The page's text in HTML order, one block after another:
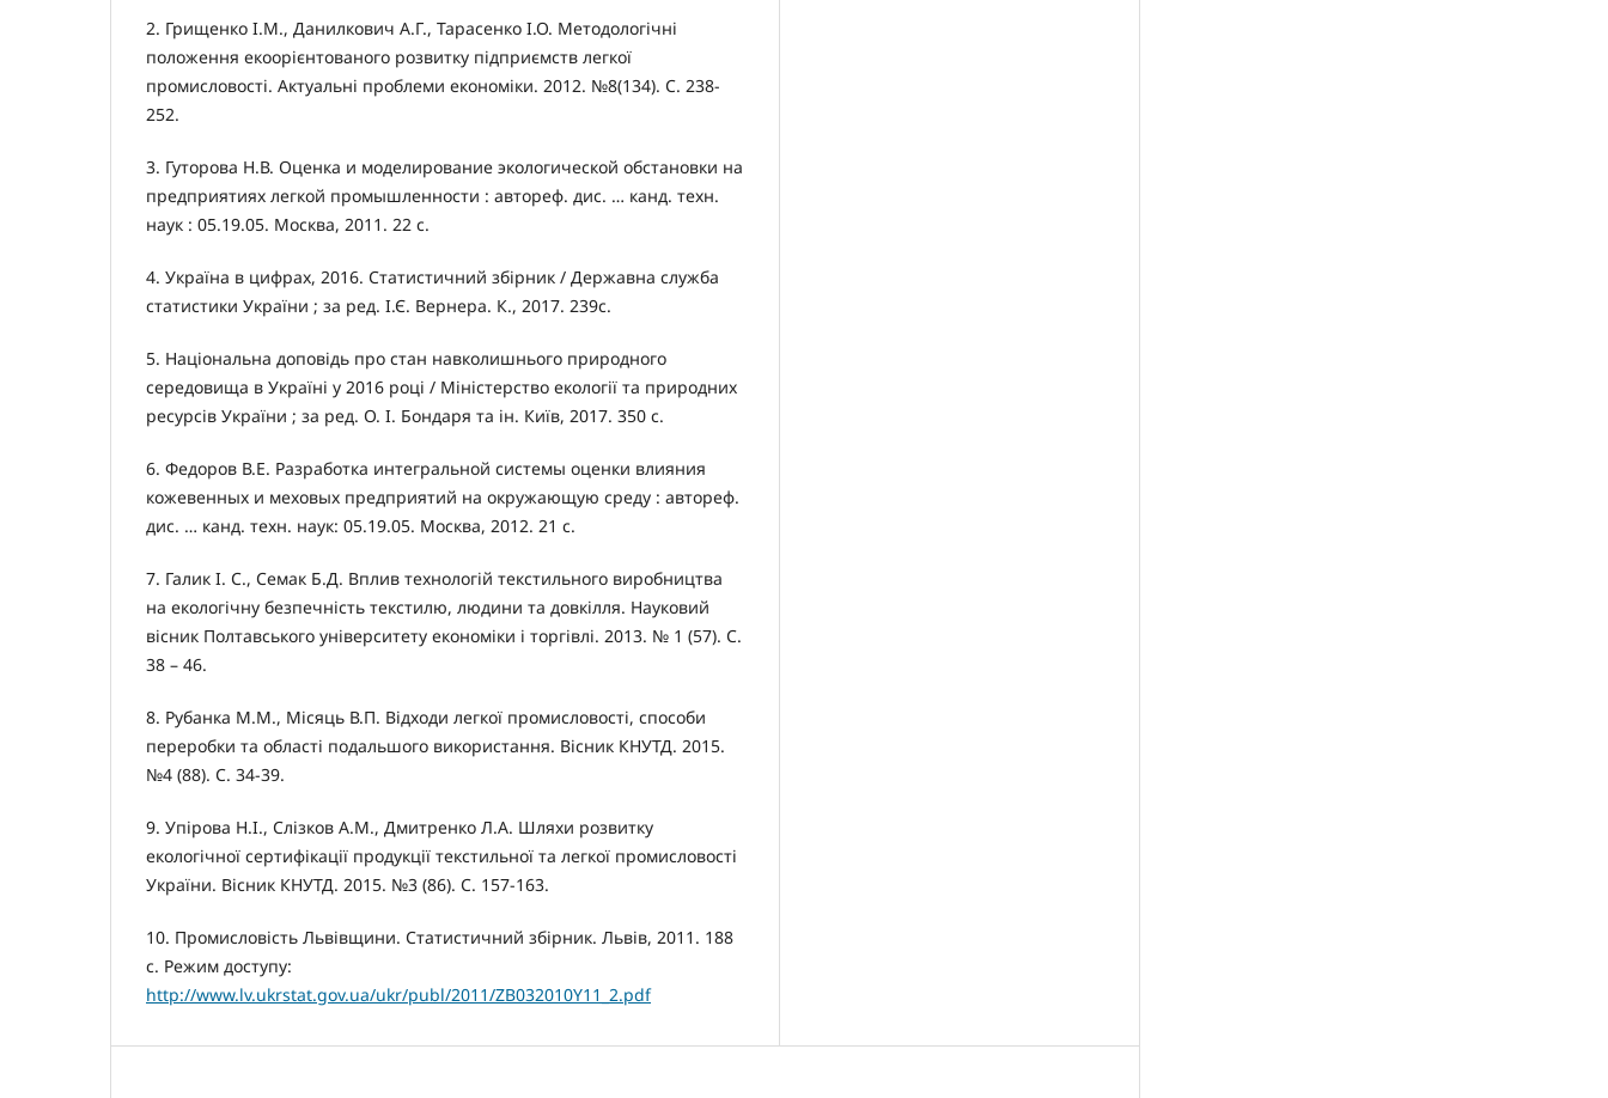
2. Грищенко І.М., Данилкович А.Г., Тарасенко І.О. Методологічні
положення екоорієнтованого розвитку підприємств легкої
промисловості. Актуальні проблеми економіки. 2012. №8(134). С. 238-
252.
3. Гуторова Н.В. Оценка и моделирование экологической обстановки на
предприятиях легкой промышленности : автореф. дис. … канд. техн.
наук : 05.19.05. Москва, 2011. 22 с.
4. Україна в цифрах, 2016. Статистичний збірник / Державна служба
статистики України ; за ред. І.Є. Вернера. К., 2017. 239c.
5. Національна доповідь про стан навколишнього природного
середовища в Україні у 2016 році / Міністерство екології та природних
ресурсів України ; за ред. О. І. Бондаря та ін. Київ, 2017. 350 с.
6. Федоров В.Е. Разработка интегральной системы оценки влияния
кожевенных и меховых предприятий на окружающую среду : автореф.
дис. … канд. техн. наук: 05.19.05. Москва, 2012. 21 с.
7. Галик І. С., Семак Б.Д. Вплив технологій текстильного виробництва
на екологічну безпечність текстилю, людини та довкілля. Науковий
вісник Полтавського університету економіки і торгівлі. 2013. № 1 (57). С.
38 – 46.
8. Рубанка М.М., Місяць В.П. Відходи легкої промисловості, способи
переробки та області подальшого використання. Вісник КНУТД. 2015.
№4 (88). С. 34-39.
9. Упірова Н.І., Слізков А.М., Дмитренко Л.А. Шляхи розвитку
екологічної сертифікації продукції текстильної та легкої промисловості
України. Вісник КНУТД. 2015. №3 (86). С. 157-163.
10. Промисловість Львівщини. Статистичний збірник. Львів, 2011. 188
с. Режим доступу:
http://www.lv.ukrstat.gov.ua/ukr/publ/2011/ZB032010Y11_2.pdf